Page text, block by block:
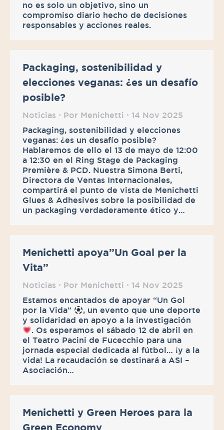
no es solo un objetivo, sino un
compromiso diario hecho de decisiones
responsables y acciones reales.
Packaging, sostenibilidad y
elecciones veganas: ¿es un desafío
posible?
Noticias Por Menichetti
14 Nov 2025
Packaging, sostenibilidad y elecciones
veganas: ¿es un desafío posible?
Hablaremos de ello el 13 de mayo de 12:00
a 12:30 en el Ring Stage de Packaging
Première & PCD. Nuestra Simona Berti,
Directora de Ventas Internacionales,
compartirá el punto de vista de Menichetti
Glues & Adhesives sobre la posibilidad de
un packaging verdaderamente ético y…
Menichetti apoya”Un Goal per la
Vita”
Noticias Por Menichetti
14 Nov 2025
Estamos encantados de apoyar “Un Gol
por la Vida”
, un evento que une deporte
y solidaridad en apoyo a la investigación
. Os esperamos el sábado 12 de abril en
el Teatro Pacini de Fucecchio para una
jornada especial dedicada al fútbol… ¡y a la
vida! La recaudación se destinará a ASI –
Asociación…
Menichetti y Green Heroes para la
Green Economy